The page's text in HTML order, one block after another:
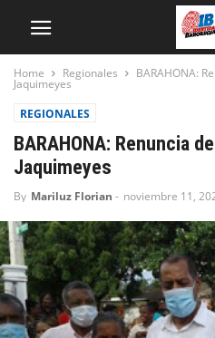
Home Regionales BARAHONA:
Jaquimeyes
REGIONALES
BARAHONA: Renuncia
Jaquimeyes
By Mariluz Florian - noviembre 11,